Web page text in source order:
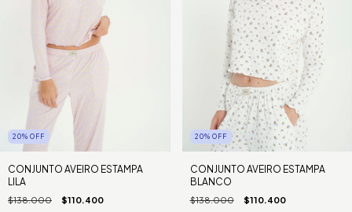
20% OFF
CONJUNTO AVEIRO ESTAMPA
LILA
$138.000 $110.400
20% OFF
CONJUNTO AVEIRO ESTAMPA
BLANCO
$138.000 $110.400